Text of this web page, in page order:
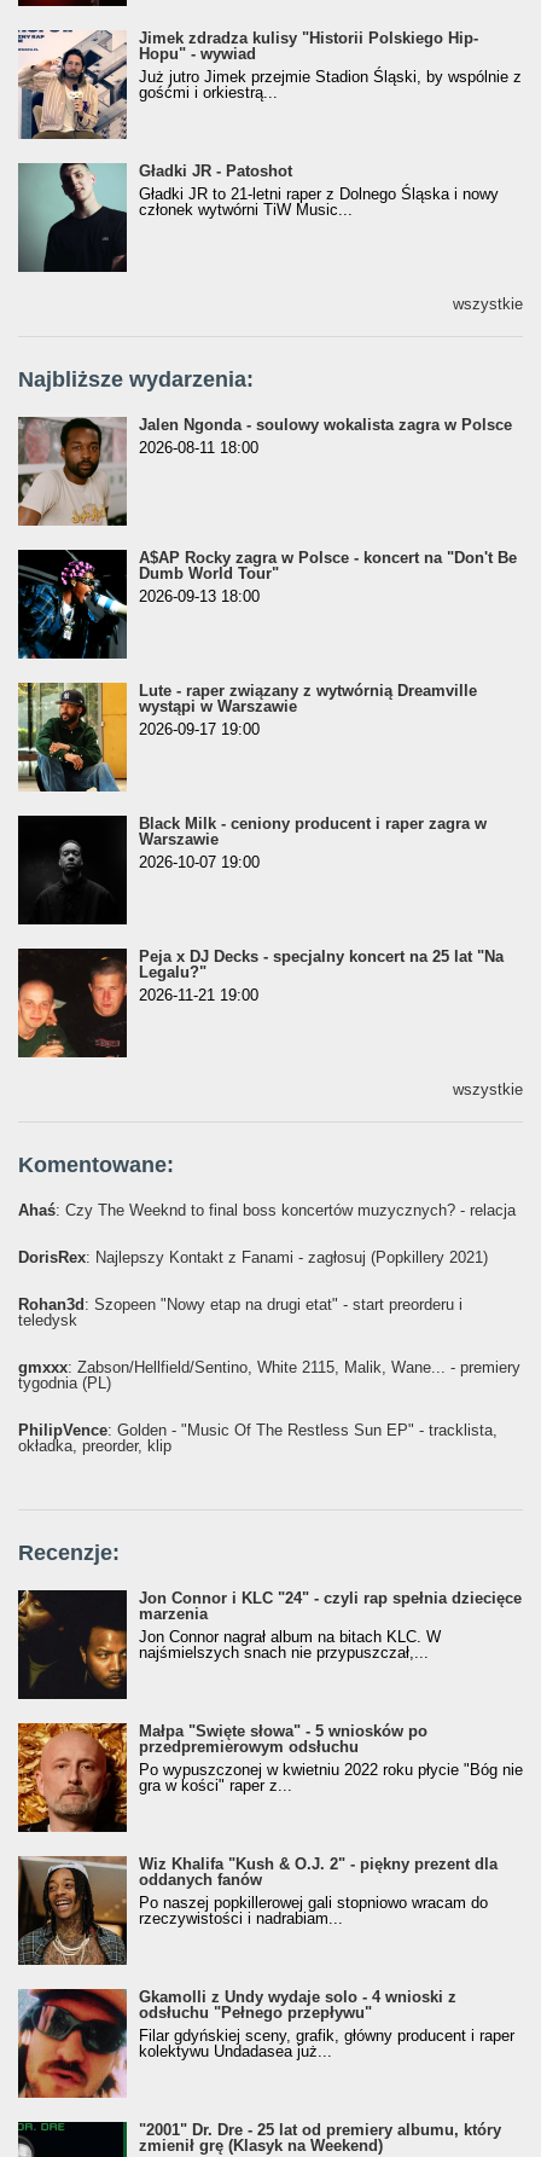
Jimek zdradza kulisy "Historii Polskiego Hip-
Hopu" - wywiad
Jimek zdradza kulisy "Historii Polskiego Hip-
Hopu" - wywiad
Już jutro Jimek przejmie Stadion Śląski, by wspólnie z
gośćmi i orkiestrą...
Gładki JR - Patoshot
Gładki JR - Patoshot
Gładki JR to 21-letni raper z Dolnego Śląska i nowy
członek wytwórni TiW Music...
wszystkie
Najbliższe wydarzenia:
Jalen Ngonda - soulowy wokalista zagra w Polsce
2026-08-11 18:00
A$AP Rocky zagra w Polsce - koncert na "Don't Be
Dumb World Tour"
2026-09-13 18:00
Lute - raper związany z wytwórnią Dreamville
wystąpi w Warszawie
2026-09-17 19:00
Black Milk - ceniony producent i raper zagra w
Warszawie
2026-10-07 19:00
Peja x DJ Decks - specjalny koncert na 25 lat "Na
Legalu?"
2026-11-21 19:00
wszystkie
Komentowane:
Ahaś: Czy The Weeknd to final boss koncertów muzycznych? - relacja
DorisRex: Najlepszy Kontakt z Fanami - zagłosuj (Popkillery 2021)
Rohan3d : Szopeen "Nowy etap na drugi etat" - start preorderu i
teledysk
gmxxx: Żabson/Hellfield/Sentino, White 2115, Malik, Wane... - premiery
tygodnia (PL)
PhilipVence: Golden - "Music Of The Restless Sun EP" - tracklista,
okładka, preorder, klip
Recenzje:
Jon Connor i KLC "24" - czyli rap spełnia dziecięce
marzenia
Jon Connor nagrał album na bitach KLC. W
najśmielszych snach nie przypuszczał,...
Małpa "Święte słowa" - 5 wniosków po
przedpremierowym odsłuchu
Po wypuszczonej w kwietniu 2022 roku płycie "Bóg nie
gra w kości" raper z...
Wiz Khalifa "Kush & O.J. 2" - piękny prezent dla
oddanych fanów
Po naszej popkillerowej gali stopniowo wracam do
rzeczywistości i nadrabiam...
Gkamolli z Undy wydaje solo - 4 wnioski z
odsłuchu "Pełnego przepływu"
Filar gdyńskiej sceny, grafik, główny producent i raper
kolektywu Undadasea już...
"2001" Dr. Dre - 25 lat od premiery albumu, który
zmienił grę (Klasyk na Weekend)